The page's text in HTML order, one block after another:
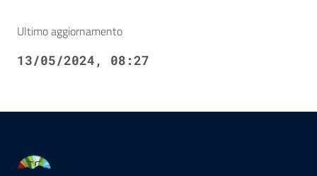
Ultimo aggiornamento
13/05/2024, 08:27